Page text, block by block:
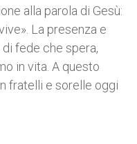
alla parola di Gesù:
La presenza e
di fede che spera,
in vita. A questo
fratelli e sorelle oggi